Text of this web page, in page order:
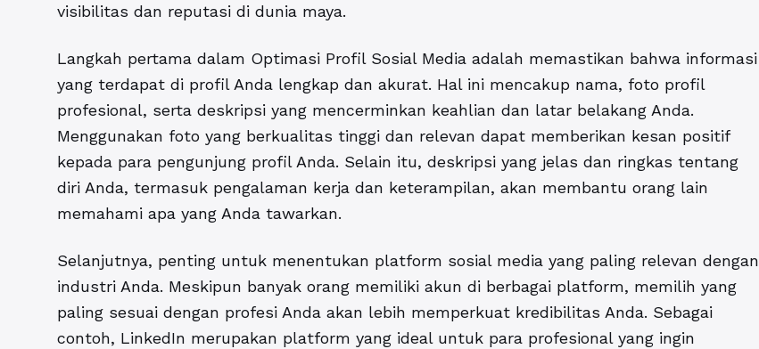
visibilitas dan reputasi di dunia maya.
Langkah pertama dalam Optimasi Profil Sosial Media adalah memastikan bahwa informasi
yang terdapat di profil Anda lengkap dan akurat. Hal ini mencakup nama, foto profil
profesional, serta deskripsi yang mencerminkan keahlian dan latar belakang Anda.
Menggunakan foto yang berkualitas tinggi dan relevan dapat memberikan kesan positif
kepada para pengunjung profil Anda. Selain itu, deskripsi yang jelas dan ringkas tentang
diri Anda, termasuk pengalaman kerja dan keterampilan, akan membantu orang lain
memahami apa yang Anda tawarkan.
Selanjutnya, penting untuk menentukan platform sosial media yang paling relevan dengan
industri Anda. Meskipun banyak orang memiliki akun di berbagai platform, memilih yang
paling sesuai dengan profesi Anda akan lebih memperkuat kredibilitas Anda. Sebagai
contoh, LinkedIn merupakan platform yang ideal untuk para profesional yang ingin